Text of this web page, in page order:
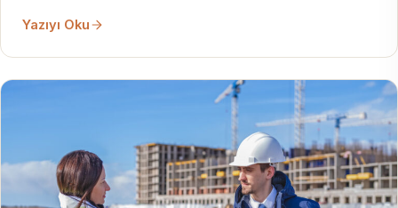
Yazıyı Oku